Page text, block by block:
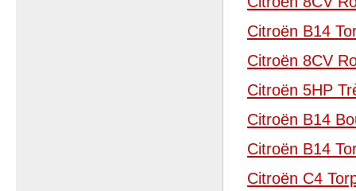
Citroën B14
Citroën 8CV
Citroën 5HP
Citroën B14
Citroën B14
Citroën C4